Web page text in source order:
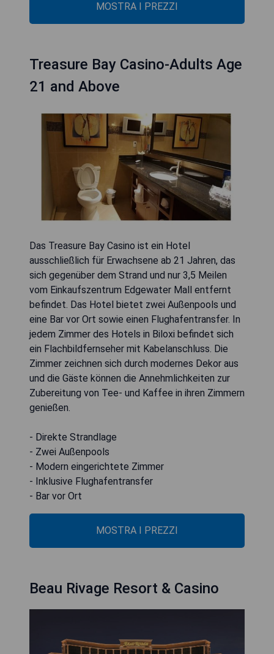
MOSTRA I PREZZI
Treasure Bay Casino-Adults Age
21 and Above
Das Treasure Bay Casino ist ein Hotel
ausschließlich für Erwachsene ab 21 Jahren, das
sich gegenüber dem Strand und nur 3,5 Meilen
vom Einkaufszentrum Edgewater Mall entfernt
befindet. Das Hotel bietet zwei Außenpools und
eine Bar vor Ort sowie einen Flughafentransfer. In
jedem Zimmer des Hotels in Biloxi befindet sich
ein Flachbildfernseher mit Kabelanschluss. Die
Zimmer zeichnen sich durch modernes Dekor aus
und die Gäste können die Annehmlichkeiten zur
Zubereitung von Tee- und Kaffee in ihren Zimmern
genießen.
- Direkte Strandlage
- Zwei Außenpools
- Modern eingerichtete Zimmer
- Inklusive Flughafentransfer
- Bar vor Ort
MOSTRA I PREZZI
Beau Rivage Resort & Casino